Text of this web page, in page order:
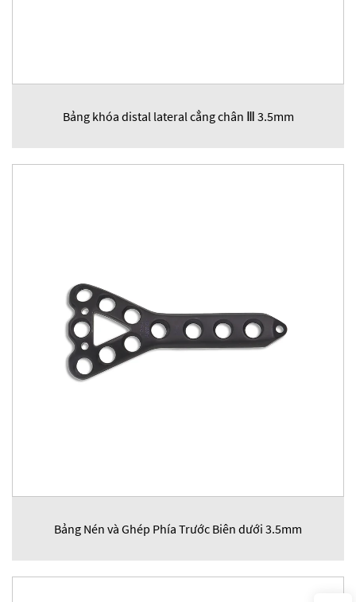
Bảng khóa distal lateral cẳng chân Ⅲ 3.5mm
Bảng Nén và Ghép Phía Trước Biên dưới 3.5mm